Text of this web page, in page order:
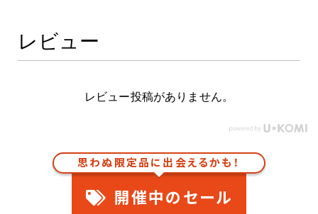
レビュー
レビュー投稿がありません。
思わぬ限定品に出会えるかも！
開催中のセール